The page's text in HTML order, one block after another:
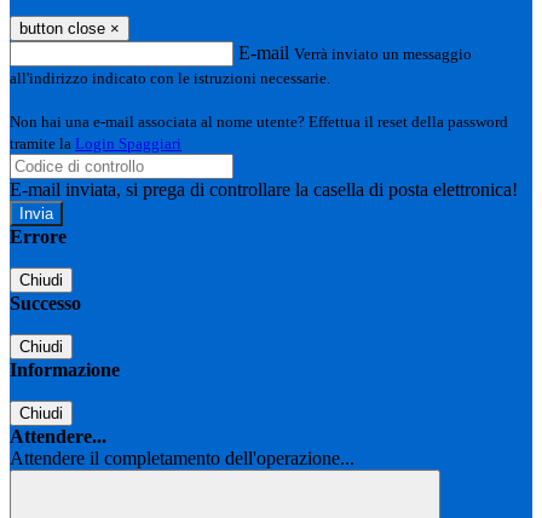
button close ×
E-mail Verrà inviato un messaggio
all'indirizzo indicato con le istruzioni necessarie.
Non hai una e-mail associata al nome utente? Effettua il reset della password
tramite la Login Spaggiari
E-mail inviata, si prega di controllare la casella di posta elettronica!
Errore
Chiudi
Successo
Chiudi
Informazione
Chiudi
Attendere...
Attendere il completamento dell'operazione...